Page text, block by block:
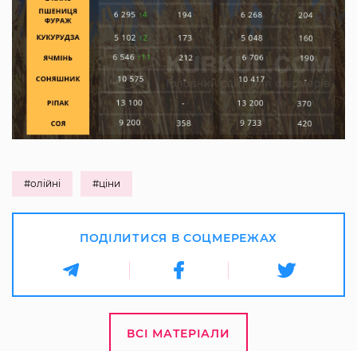
#олійні #ціни
ПОДІЛИТИСЯ В СОЦМЕРЕЖАХ
ВСІ МАТЕРІАЛИ